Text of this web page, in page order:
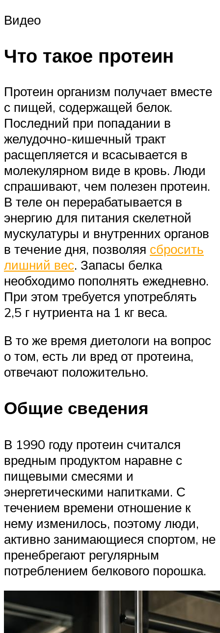
Видео
Что такое протеин
Протеин организм получает вместе
с пищей, содержащей белок.
Последний при попадании в
желудочно-кишечный тракт
расщепляется и всасывается в
молекулярном виде в кровь. Люди
спрашивают, чем полезен протеин.
В теле он перерабатывается в
энергию для питания скелетной
мускулатуры и внутренних органов
в течение дня, позволяя сбросить
лишний вес. Запасы белка
необходимо пополнять ежедневно.
При этом требуется употреблять
2,5 г нутриента на 1 кг веса.
В то же время диетологи на вопрос
о том, есть ли вред от протеина,
отвечают положительно.
Общие сведения
В 1990 году протеин считался
вредным продуктом наравне с
пищевыми смесями и
энергетическими напитками. С
течением времени отношение к
нему изменилось, поэтому люди,
активно занимающиеся спортом, не
пренебрегают регулярным
потреблением белкового порошка.